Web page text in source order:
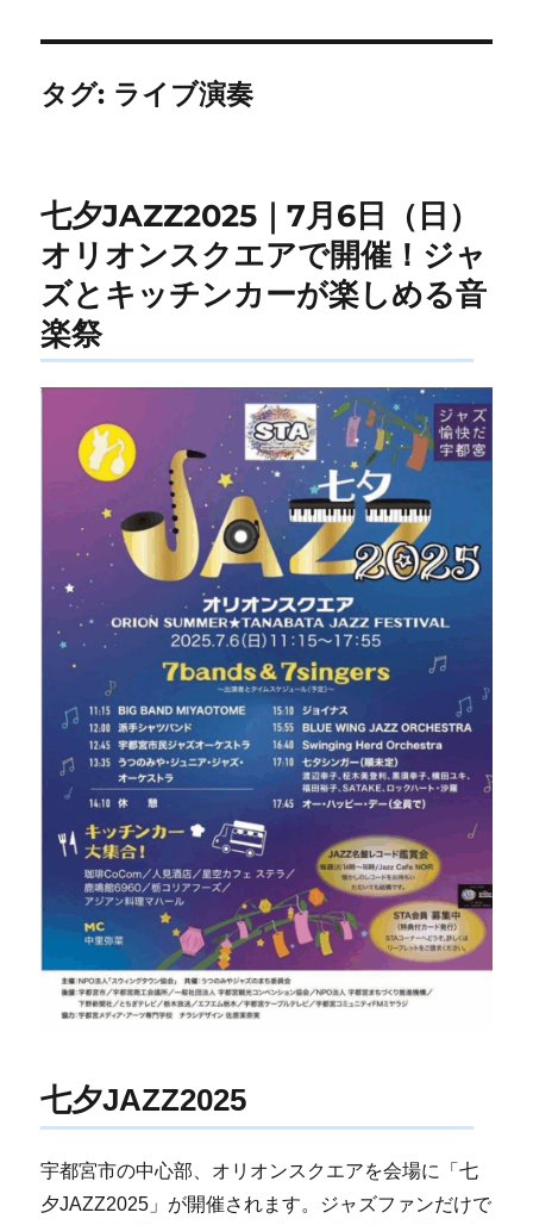
タグ: ライブ演奏
七夕JAZZ2025｜7月6日（日）
オリオンスクエアで開催！ジャ
ズとキッチンカーが楽しめる音
楽祭
七夕JAZZ2025
宇都宮市の中心部、オリオンスクエアを会場に「七
夕JAZZ2025」が開催されます。ジャズファンだけで